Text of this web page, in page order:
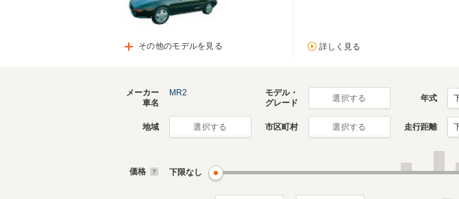
その他のモデルを見る 詳しく見る
月生産モデル
MR2のカタログを見る
メーカー
車名
MR2
モデル・
グレード
選択する 年式
地域 選択する 市区町村 選択する 走行距離
価格 下限なし